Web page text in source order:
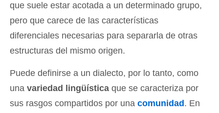
que suele estar acotada a un determinado grupo,
pero que carece de las características
diferenciales necesarias para separarla de otras
estructuras del mismo origen.
Puede definirse a un dialecto, por lo tanto, como
una variedad lingüística que se caracteriza por
sus rasgos compartidos por una comunidad . En